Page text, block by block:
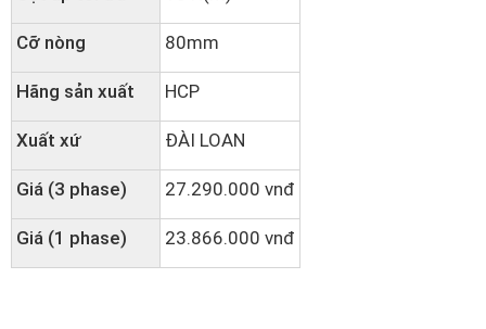
Cỡ nòng 80mm
Hãng sản xuất HCP
Xuất xứ ĐÀI LOAN
Giá (3 phase) 27.290.000 vnđ
Giá (1 phase) 23.866.000 vnđ